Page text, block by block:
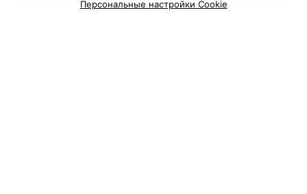
Персональные настройки Cookie